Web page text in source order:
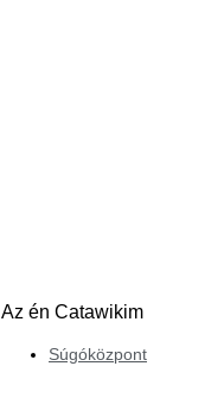
Az én Catawikim
Súgóközpont